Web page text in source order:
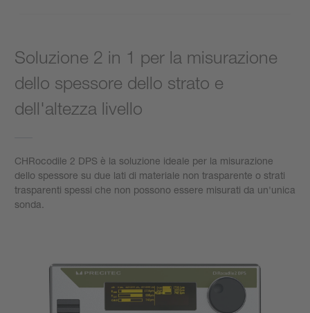
Soluzione 2 in 1 per la misurazione
dello spessore dello strato e
dell'altezza livello
CHRocodile 2 DPS è la soluzione ideale per la misurazione
dello spessore su due lati di materiale non trasparente o strati
trasparenti spessi che non possono essere misurati da un'unica
sonda.